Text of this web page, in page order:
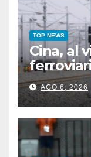
TOP NEWS
Cina, al
zona
AGO 6, 2026